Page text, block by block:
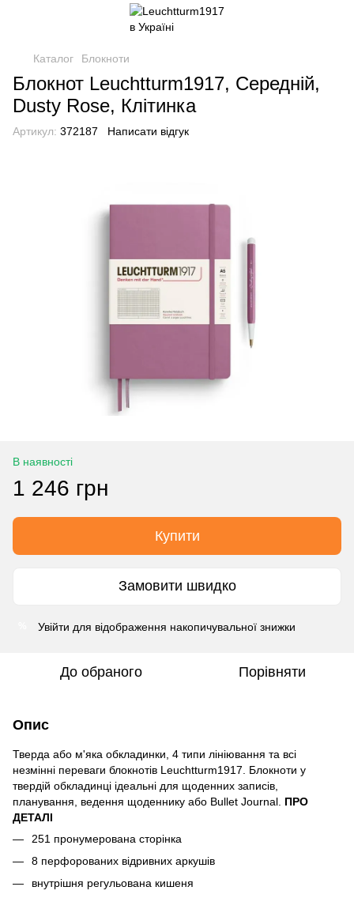
Каталог Блокноти
Блокнот Leuchtturm1917, Середній,
Dusty Rose, Клітинка
Артикул: 372187 Написати відгук
В наявності
1 246 грн
Купити
Замовити швидко
Увійти для відображення накопичувальної знижки
До обраного Порівняти
Опис
Тверда або м'яка обкладинки, 4 типи лініювання та всі
незмінні переваги блокнотів Leuchtturm1917. Блокноти у
твердій обкладинці ідеальні для щоденних записів,
планування, ведення щоденнику або Bullet Journal. ПРО
ДЕТАЛІ
251 пронумерована сторінка
8 перфорованих відривних аркушів
внутрішня регульована кишеня